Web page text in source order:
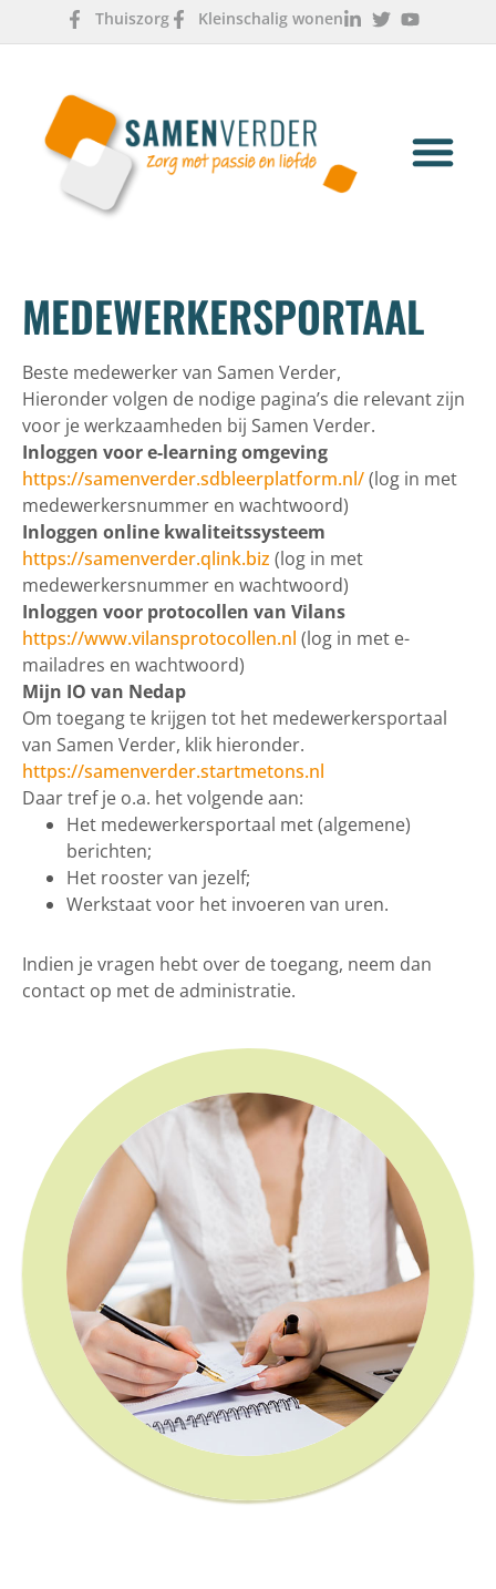
Thuiszorg Kleinschalig wonen
MEDEWERKERSPORTAAL
Beste medewerker van Samen Verder,
Hieronder volgen de nodige pagina’s die relevant zijn
voor je werkzaamheden bij Samen Verder.
Inloggen voor e-learning omgeving
https://samenverder.sdbleerplatform.nl/(log in met
medewerkersnummer en wachtwoord)
Inloggen online kwaliteitssysteem
https://samenverder.qlink.biz (log in met
medewerkersnummer en wachtwoord)
Inloggen voor protocollen van Vilans
https://www.vilansprotocollen.nl (log in met e-
mailadres en wachtwoord)
Mijn IO van Nedap
Om toegang te krijgen tot het medewerkersportaal
van Samen Verder, klik hieronder.
https://samenverder.startmetons.nl
Daar tref je o.a. het volgende aan:
Het medewerkersportaal met (algemene)
berichten;
Het rooster van jezelf;
Werkstaat voor het invoeren van uren.
Indien je vragen hebt over de toegang, neem dan
contact op met de administratie.